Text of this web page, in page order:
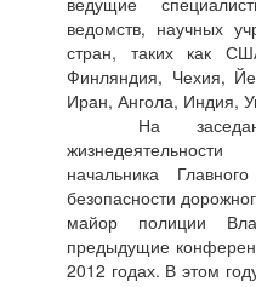
ведомств, научных
стран, таких как
Финляндия, Чехия,
Иран, Ангола, Индия,
На заседании
начальника
безопасности
майор полиции
предыдущие
2012 годах. В этом